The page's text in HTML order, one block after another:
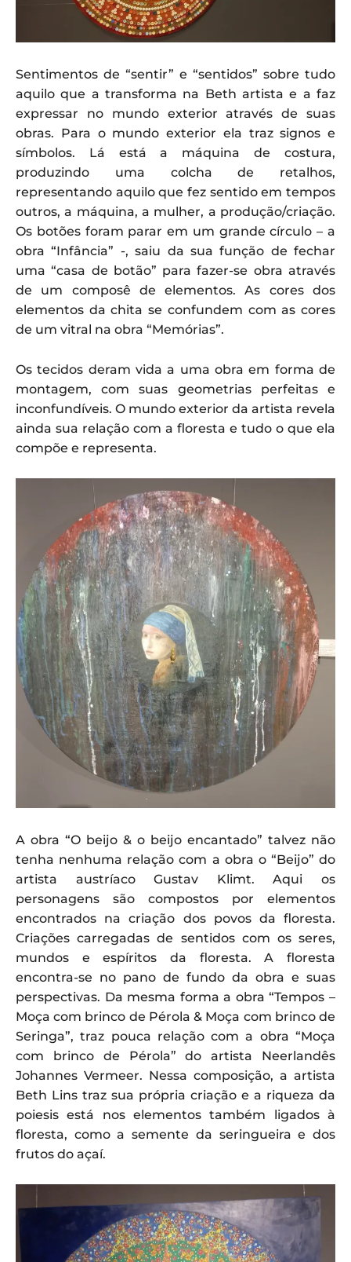
Sentimentos de “sentir” e “sentidos” sobre tudo
aquilo que a transforma na Beth artista e a faz
expressar no mundo exterior através de suas
obras. Para o mundo exterior ela traz signos e
símbolos. Lá está a máquina de costura,
produzindo uma colcha de retalhos,
representando aquilo que fez sentido em tempos
outros, a máquina, a mulher, a produção/criação.
Os botões foram parar em um grande círculo – a
obra “Infância” -, saiu da sua função de fechar
uma “casa de botão” para fazer-se obra através
de um composê de elementos. As cores dos
elementos da chita se confundem com as cores
de um vitral na obra “Memórias”.
Os tecidos deram vida a uma obra em forma de
montagem, com suas geometrias perfeitas e
inconfundíveis. O mundo exterior da artista revela
ainda sua relação com a floresta e tudo o que ela
compõe e representa.
A obra “O beijo & o beijo encantado” talvez não
tenha nenhuma relação com a obra o “Beijo” do
artista austríaco Gustav Klimt. Aqui os
personagens são compostos por elementos
encontrados na criação dos povos da floresta.
Criações carregadas de sentidos com os seres,
mundos e espíritos da floresta. A floresta
encontra-se no pano de fundo da obra e suas
perspectivas. Da mesma forma a obra “Tempos –
Moça com brinco de Pérola & Moça com brinco de
Seringa”, traz pouca relação com a obra “Moça
com brinco de Pérola” do artista Neerlandês
Johannes Vermeer. Nessa composição, a artista
Beth Lins traz sua própria criação e a riqueza da
poiesis está nos elementos também ligados à
floresta, como a semente da seringueira e dos
frutos do açaí.